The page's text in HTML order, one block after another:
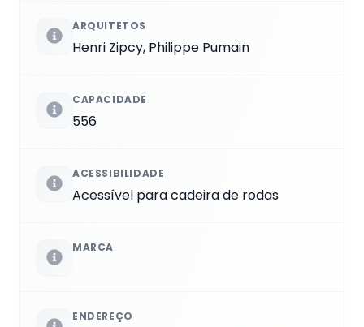
ARQUITETOS
Henri Zipcy, Philippe Pumain
CAPACIDADE
556
ACESSIBILIDADE
Acessível para cadeira de rodas
MARCA
ENDEREÇO